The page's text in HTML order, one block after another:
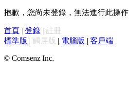
抱歉，您尚未登錄，無法進行此操作
首頁 | 登錄 | 註冊
標準版 | 觸屏版 | 電腦版 | 客戶端
© Comsenz Inc.